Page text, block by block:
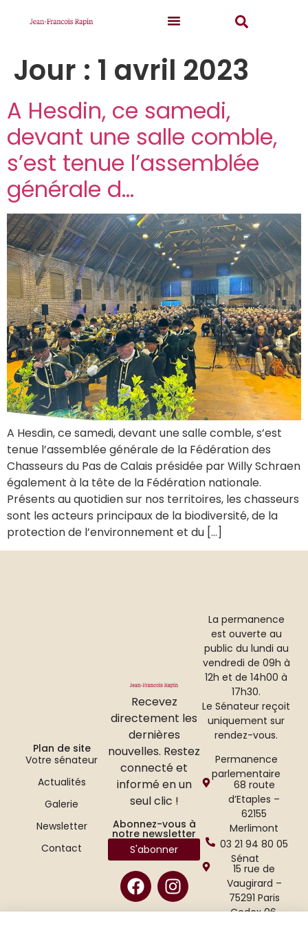
Jour : 1 avril 2023
A Hesdin, ce samedi,
devant une salle comble,
s’est tenue l’assemblée
générale d…
A Hesdin, ce samedi, devant une salle comble, s’est
tenue l’assemblée générale de la Fédération des
Chasseurs du Pas de Calais présidée par Willy Schraen
également à la tête de la Fédération nationale.
Présents au quotidien sur nos territoires, les chasseurs
sont les acteurs principaux de la biodiversité, de la
protection de l’environnement et du […]
Recevez
directement les
dernières
nouvelles. Restez
connecté et
informé en un
seul clic !
Abonnez-vous à
notre newsletter
S'abonner
La permanence
est ouverte au
public du lundi au
vendredi de 09h à
12h et de 14h00 à
17h30.
Le Sénateur reçoit
uniquement sur
rendez-vous.
Permanence
parlementaire
68 route
d’Etaples –
62155
Merlimont
03 21 94 80 05
Sénat
15 rue de
Vaugirard –
75291 Paris
Cedex 06.
Plan de site
Votre sénateur
Actualités
Galerie
Newsletter
Contact